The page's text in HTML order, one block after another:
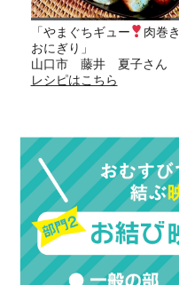
「やまぐちギュー
肉巻き
おにぎり」
山口市 藤井 夏子さん
レシピはこちら